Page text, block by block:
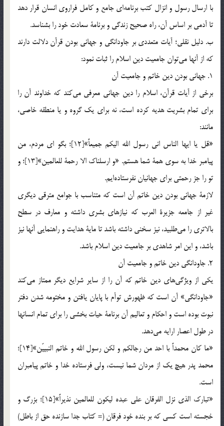
با ارسال رسول و انزال كتب برنامه‌اي جامع و كامل فراروي انسان قرار دهد
تا آدمي بر اساس آن، راه صحيح زندگي و برنامة سعادت خود را بشناسد.
ب. دليل نقلي؛ آيات متعددي بر جاودانگي و جهاني بودن قرآن دلالت دارند
كه از آنها مي‌توان جامعيت دين اسلام را ثبات نمود:
1. جهاني بودن دين خاتم و جامعيت آن
برخي از آيات قرآن، اسلام را دين جهاني معرفي مي‌كند كه خداوند آن را
براي تمام بشريت هديه كرده‌ است، نه براي يك گروه و يا منطقه خاصي،
مانند:
«قل يا ايها الناس اني رسول الله اليكم جميعاً»[12]؛ بگو اي مردم، من
پيامبر خدا به سوي همة شما هستم. «و ارسلناك الا رحمة للعالمين»[13]؛ و
تو را جز رحمتي براي جهانيان نفرستاده‌ايم.
لازمة جهاني بودن دين خاتم آن است كه متناسب با جوامع مترقي ديگري
غير از جامعه جزيرة ‌العرب كه نيازهاي بشري داشته و معارف در سطح
بالاتري را مي‌طلبيد، نيز سخني داشته باشد تا ماية هدايت و راهنمايي آنها نيز
باشد، و اين امر شاهدي بر جامعيت دين اسلام باشد.
2. جاودانگي دين خاتم و جامعيت آن
يكي از ويژگي‌هاي دين خاتم كه آن را از ساير شرايع ديگر ممتاز مي‌كند
«جاودانگي» آن است كه ظهورش توأم با پايان يافتن و مختومه شدن دفتر
نبوت بوده است و احكام و تعاليم آن برنامة حيات بخشي را براي تمام انسانها
در طول اعصار ارايه مي‌دهد.
«ما كان محمداً با احد من رجالكم و لكن رسول الله و خاتم النبييّن»[14]؛
محمد پدر هيچ يك از مردان شما نيست، ولي فرستاده خدا و خاتم پيامبران
است.
«تبارك الذي نزل الفرقان علي عبده ليكون للعالمين نذيراً»[15]؛ بزرگ و
خجسته است كسي كه بر بنده خود فرقان (= كتاب جدا سازنده حق از باطل)